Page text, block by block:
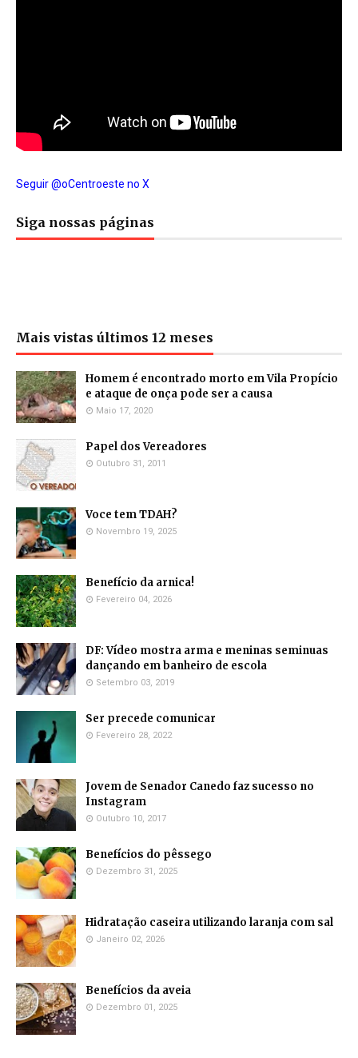
Seguir @oCentroeste no X
Siga nossas páginas
Mais vistas últimos 12 meses
Homem é encontrado morto em Vila Propício
e ataque de onça pode ser a causa
Maio 17, 2020
Papel dos Vereadores
Outubro 31, 2011
Voce tem TDAH?
Novembro 19, 2025
Benefício da arnica!
Fevereiro 04, 2026
DF: Vídeo mostra arma e meninas seminuas
dançando em banheiro de escola
Setembro 03, 2019
Ser precede comunicar
Fevereiro 28, 2022
Jovem de Senador Canedo faz sucesso no
Instagram
Outubro 10, 2017
Benefícios do pêssego
Dezembro 31, 2025
Hidratação caseira utilizando laranja com sal
Janeiro 02, 2026
Benefícios da aveia
Dezembro 01, 2025